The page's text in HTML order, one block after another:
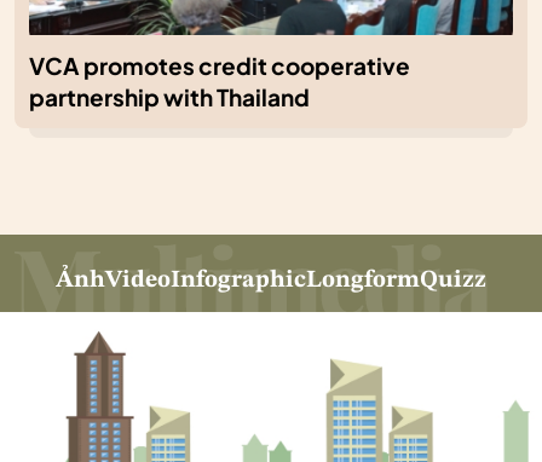
VCA promotes credit cooperative
partnership with Thailand
ẢnhVideoInfographicLongformQuizz